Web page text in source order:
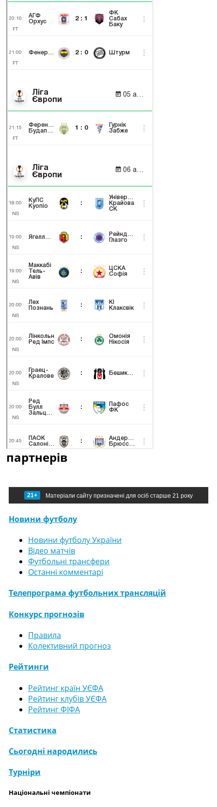
партнерів
21+ Матеріали сайту призначені для осіб старше 21 року
Новини футболу
Новини футболу України
Відео матчів
Футбольні трансфери
Останні комментарі
Телепрограма футбольних трансляцій
Конкурс прогнозів
Правила
Колективний прогноз
Рейтинги
Рейтинг країн УЄФА
Рейтинг клубів УЄФА
Рейтинг ФІФА
Статистика
Сьогодні народились
Турніри
Національні чемпіонати